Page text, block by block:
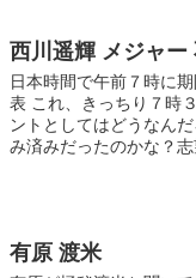
西川遥輝 メジャー
日本時間で午前７時に
表 これ、きっちり７時
ントとしてはどうなん
み済みだったのかな？志
有原 渡米